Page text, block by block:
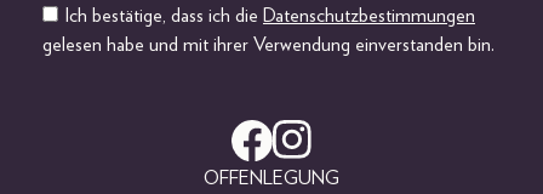
Ich bestätige, dass ich die Datenschutzbestimmungen
gelesen habe und mit ihrer Verwendung einverstanden bin.
OFFENLEGUNG